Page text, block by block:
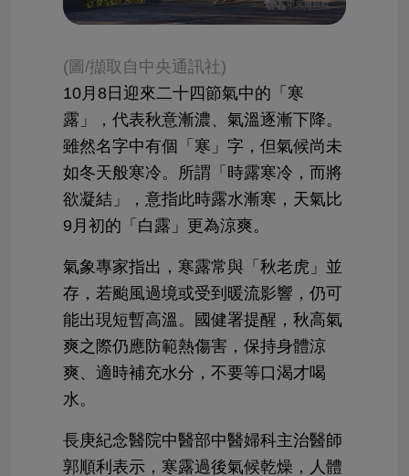
(圖/擷取自中央通訊社)
10月8日迎來二十四節氣中的「寒
露」，代表秋意漸濃、氣溫逐漸下降。
雖然名字中有個「寒」字，但氣候尚未
如冬天般寒冷。所謂「時露寒冷，而將
欲凝結」，意指此時露水漸寒，天氣比
9月初的「白露」更為涼爽。
氣象專家指出，寒露常與「秋老虎」並
存，若颱風過境或受到暖流影響，仍可
能出現短暫高溫。國健署提醒，秋高氣
爽之際仍應防範熱傷害，保持身體涼
爽、適時補充水分，不要等口渴才喝
水。
長庚紀念醫院中醫部中醫婦科主治醫師
郭順利表示，寒露過後氣候乾燥，人體